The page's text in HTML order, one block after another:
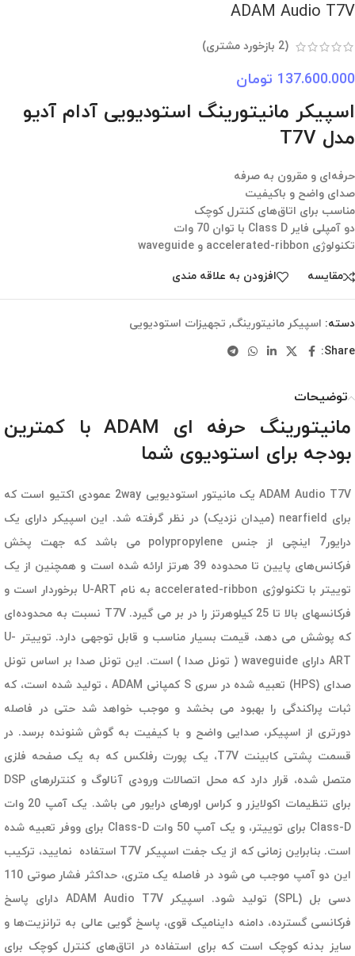
ADAM Audio T7V
(
2 بازخورد مشتری)
137.600.000 تومان
اسپیکر مانیتورینگ استودیویی آدام آدیو
مدل T7V
حرفه‌ای و مقرون به صرفه
صدای واضح و باکیفیت
مناسب برای اتاق‌های کنترل کوچک
دو آمپلی فایر Class D با توان 70 وات
تکنولوژی accelerated-ribbon و waveguide
مقایسه افزودن به علاقه مندی
دسته: اسپیکر مانیتورینگ, تجهیزات استودیویی
Share:
توضیحات
مانیتورینگ حرفه ای ADAM با کمترین
بودجه برای استودیوی شما
ADAM Audio T7V یک مانیتور استودیویی 2way عمودی اکتیو است که
برای nearfield (میدان نزدیک) در نظر گرفته شد. این اسپیکر دارای یک
درایور7 اینچی از جنس polypropylene می باشد که جهت پخش
فرکانس‌های پایین تا محدوده 39 هرتز ارائه شده است و همچنین از یک
توییتر با تکنولوژی accelerated-ribbon به نام U-ART برخوردار است و
فرکانسهای بالا تا 25 کیلوهرتز را در بر می گیرد. T7V نسبت به محدوده‌ای
که پوشش می دهد، قیمت بسیار مناسب و قابل توجهی دارد. توییتر U-
ART دارای waveguide ( تونل صدا ) است. این تونل صدا بر اساس تونل
صدای (HPS) تعبیه شده در سری S کمپانی ADAM ، تولید شده است، که
ثبات پراکندگی را بهبود می بخشد و موجب خواهد شد حتی در فاصله
دورتری از اسپیکر، صدایی واضح و با کیفیت به گوش شنونده برسد. در
قسمت پشتی کابینت T7V، یک پورت رفلکس که به یک صفحه فلزی
متصل شده، قرار دارد که محل اتصالات ورودی آنالوگ و کنترلرهای DSP
برای تنظیمات اکولایزر و کراس اورهای درایور می باشد. یک آمپ 20 وات
Class-D برای توییتر، و یک آمپ 50 وات Class-D برای ووفر تعبیه شده
است. بنابراین زمانی که از یک جفت اسپیکر T7V استفاده نمایید، ترکیب
این دو آمپ موجب می شود در فاصله یک متری، حداکثر فشار صوتی 110
دسی بل (SPL) تولید شود. اسپیکر ADAM Audio T7V دارای پاسخ
فرکانسی گسترده، دامنه داینامیک قوی، پاسخ گویی عالی به ترانزیت‌ها و
سایز بدنه کوچک است که برای استفاده در اتاق‌های کنترل کوچک برای